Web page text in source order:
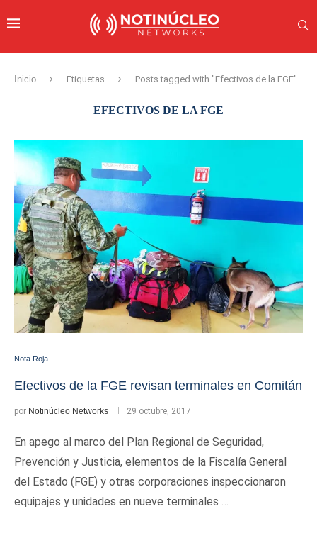
Inicio Etiquetas Posts tagged with "Efectivos de la FGE"
EFECTIVOS DE LA FGE
Nota Roja
Efectivos de la FGE revisan terminales en Comitán
por Notinúcleo Networks 29 octubre, 2017
En apego al marco del Plan Regional de Seguridad,
Prevención y Justicia, elementos de la Fiscalía General
del Estado (FGE) y otras corporaciones inspeccionaron
equipajes y unidades en nueve terminales …